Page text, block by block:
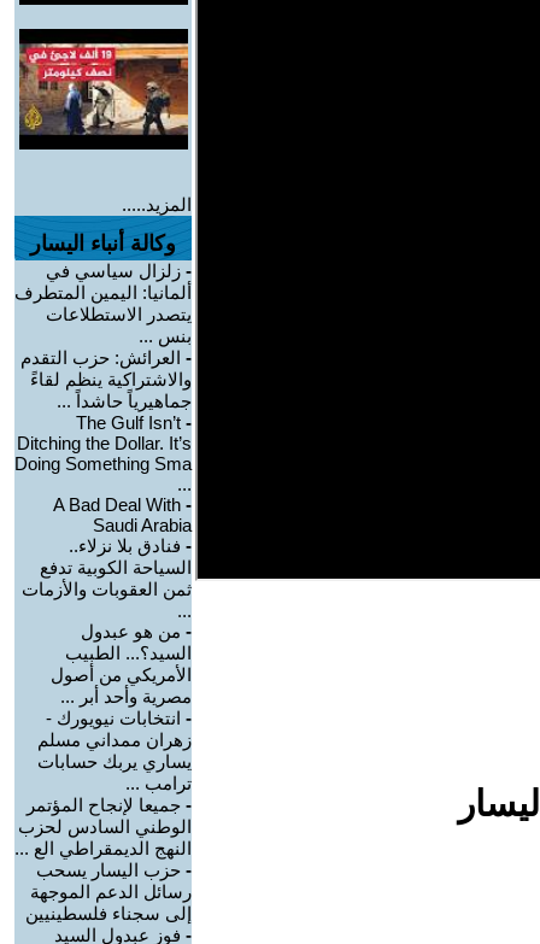
المزيد.....
وكالة أنباء اليسار
- زلزال سياسي في
ألمانيا: اليمين المتطرف
يتصدر الاستطلاعات
بنس ...
- العرائش: حزب التقدم
والاشتراكية ينظم لقاءً
جماهيرياً حاشداً ...
-
The Gulf Isn’t
Ditching the Dollar. It’s
Doing Something Sma
...
-
A Bad Deal With
Saudi Arabia
- فنادق بلا نزلاء..
السياحة الكوبية تدفع
ثمن العقوبات والأزمات
...
- من هو عبدول
السيد؟... الطبيب
الأمريكي من أصول
مصرية وأحد أبر ...
- انتخابات نيويورك -
زهران ممداني مسلم
يساري يربك حسابات
ترامب ...
- جميعا لإنجاح المؤتمر
الوطني السادس لحزب
النهج الديمقراطي الع ...
- حزب اليسار يسحب
رسائل الدعم الموجهة
إلى سجناء فلسطينيين
- فوز عبدول السيد